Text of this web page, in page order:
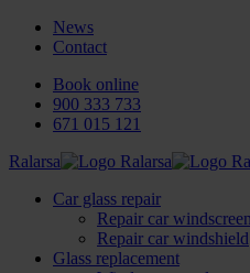
News
Contact
Book online
900 333 733
671 015 121
Ralarsa
Car glass repair
Repair car windscreen
Repair car windshield
Glass replacement